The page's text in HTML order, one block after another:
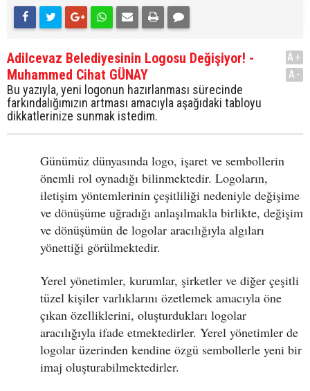
Adilcevaz Belediyesinin Logosu Değişiyor! -
Muhammed Cihat GÜNAY
Bu yazıyla, yeni logonun hazırlanması sürecinde
farkındalığımızın artması amacıyla aşağıdaki tabloyu
dikkatlerinize sunmak istedim.
A+
A-
Günümüz dünyasında logo, işaret ve sembollerin
önemli rol oynadığı bilinmektedir. Logoların,
iletişim yöntemlerinin çeşitliliği nedeniyle değişime
ve dönüşüme uğradığı anlaşılmakla birlikte, değişim
ve dönüşümün de logolar aracılığıyla algıları
yönettiği görülmektedir.
Yerel yönetimler, kurumlar, şirketler ve diğer çeşitli
tüzel kişiler varlıklarını özetlemek amacıyla öne
çıkan özelliklerini, oluşturdukları logolar
aracılığıyla ifade etmektedirler. Yerel yönetimler de
logolar üzerinden kendine özgü sembollerle yeni bir
imaj oluşturabilmektedirler.